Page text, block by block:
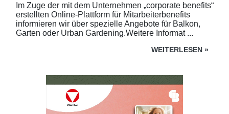
Im Zuge der mit dem Unternehmen „corporate benefits“
erstellten Online-Plattform für Mitarbeiterbenefits
informieren wir über spezielle Angebote für Balkon,
Garten oder Urban Gardening.Weitere Informat ...
WEITERLESEN »